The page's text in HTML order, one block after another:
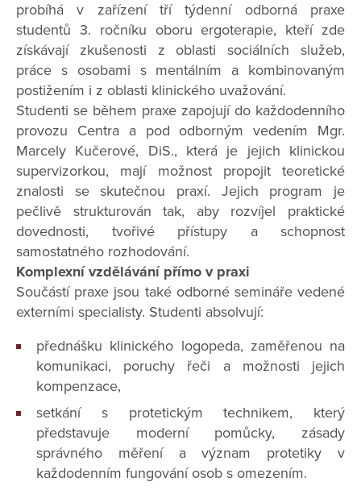
probíhá v zařízení tří týdenní odborná praxe
studentů 3. ročníku oboru ergoterapie, kteří zde
získávají zkušenosti z oblasti sociálních služeb,
práce s osobami s mentálním a kombinovaným
postižením i z oblasti klinického uvažování.
Studenti se během praxe zapojují do každodenního
provozu Centra a pod odborným vedením Mgr.
Marcely Kučerové, DiS., která je jejich klinickou
supervizorkou, mají možnost propojit teoretické
znalosti se skutečnou praxí. Jejich program je
pečlivě strukturován tak, aby rozvíjel praktické
dovednosti, tvořivé přístupy a schopnost
samostatného rozhodování.
Komplexní vzdělávání přímo v praxi
Součástí praxe jsou také odborné semináře vedené
externími specialisty. Studenti absolvují:
přednášku klinického logopeda, zaměřenou na
komunikaci, poruchy řeči a možnosti jejich
kompenzace,
setkání s protetickým technikem, který
představuje moderní pomůcky, zásady
správného měření a význam protetiky v
každodenním fungování osob s omezením.